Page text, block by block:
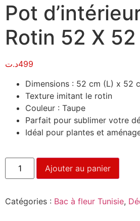
Pot
Rotin 52 X
499د.ت
Dimensions : 52 cm (L) x 52
Texture imitant le rotin
Couleur : Taupe
Parfait pour sublimer votre
Idéal pour plantes et
Ajouter au panier
Catégories : Bac à fleur Tunisie,